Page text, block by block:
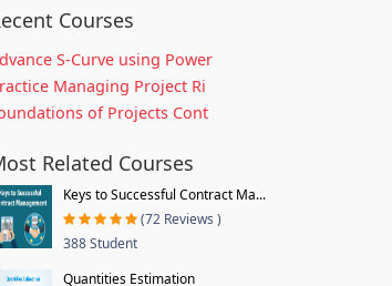
Courses
S-Curve using Power
Managing Project Ri
of Projects Cont
Related Courses
Keys to Successful Contract Ma...
(72 Reviews )
388 Student
Quantities Estimation